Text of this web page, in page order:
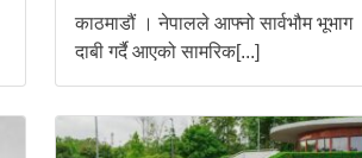
काठमाडौं । नेपालले आफ्नो सार्वभौम भूभाग
दाबी गर्दै आएको सामरिक[...]